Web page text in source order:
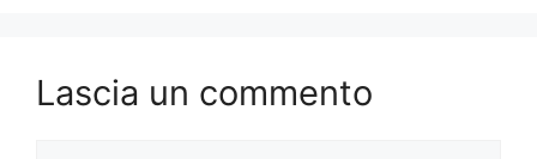
Lascia un commento